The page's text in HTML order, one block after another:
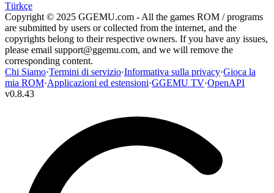
Türkçe
Copyright © 2025 GGEMU.com - All the games ROM / programs
are submitted by users or collected from the internet, and the
copyrights belong to their respective owners. If you have any issues,
please email support@ggemu.com, and we will remove the
corresponding content.
Chi Siamo·Termini di servizio·Informativa sulla privacy·Gioca la
mia ROM·Applicazioni ed estensioni·GGEMU TV·OpenAPI
v0.8.43